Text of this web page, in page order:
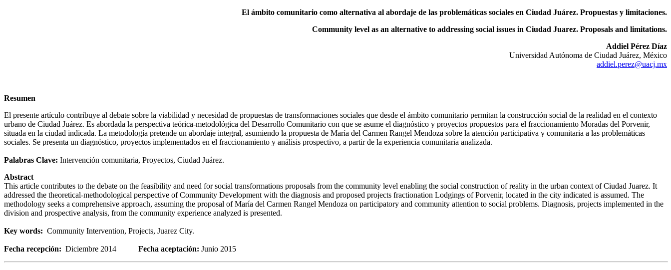
El ámbito comunitario como alternativa al abordaje de las problemáticas sociales en Ciudad Juárez. Propuestas y limitaciones.
Community level as an alternative to addressing social issues in Ciudad Juarez. Proposals and limitations.
Addiel Pérez Díaz
Universidad Autónoma de Ciudad Juárez, México
addiel.perez@uacj.mx
Resumen
El presente artículo contribuye al debate sobre la viabilidad y necesidad de propuestas de transformaciones sociales que desde el ámbito comunitario permitan la construcción social de la realidad en el contexto
urbano de Ciudad Juárez. Es abordada la perspectiva teórica-metodológica del Desarrollo Comunitario con que se asume el diagnóstico y proyectos propuestos para el fraccionamiento Moradas del Porvenir,
situada en la ciudad indicada. La metodología pretende un abordaje integral, asumiendo la propuesta de María del Carmen Rangel Mendoza sobre la atención participativa y comunitaria a las problemáticas
sociales. Se presenta un diagnóstico, proyectos implementados en el fraccionamiento y análisis prospectivo, a partir de la experiencia comunitaria analizada.
Palabras Clave: Intervención comunitaria, Proyectos, Ciudad Juárez.
Abstract
This article contributes to the debate on the feasibility and need for social transformations proposals from the community level enabling the social construction of reality in the urban context of Ciudad Juarez. It
addressed the theoretical-methodological perspective of Community Development with the diagnosis and proposed projects fractionation Lodgings of Porvenir, located in the city indicated is assumed. The
methodology seeks a comprehensive approach, assuming the proposal of María del Carmen Rangel Mendoza on participatory and community attention to social problems. Diagnosis, projects implemented in the
division and prospective analysis, from the community experience analyzed is presented.
Key words: Community Intervention, Projects, Juarez City.
Fecha recepción: Diciembre 2014 Fecha aceptación: Junio 2015